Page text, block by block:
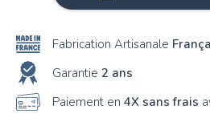
Fabrication Artisanale
Garantie 2 ans
Paiement en 4X sans frais